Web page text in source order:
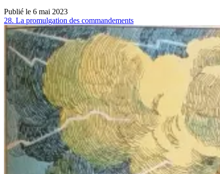
Publié le 6 mai 2023
28. La promulgation des commandements